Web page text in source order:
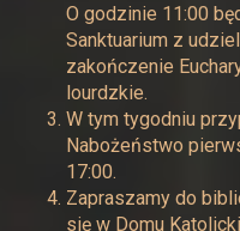
O godzinie 11:00
Sanktuarium z
zakończenie
lourdzkie.
W tym tygodniu
Nabożeństwo
17:00.
Zapraszamy do
się w Domu